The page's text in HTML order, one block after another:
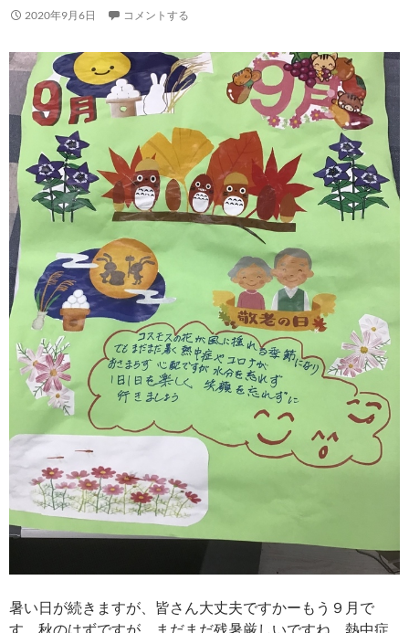
2020年9月6日 コメントする
暑い日が続きますが、皆さん大丈夫ですかーもう９月で
す。秋のはずですが、まだまだ残暑厳しいですね。熱中症